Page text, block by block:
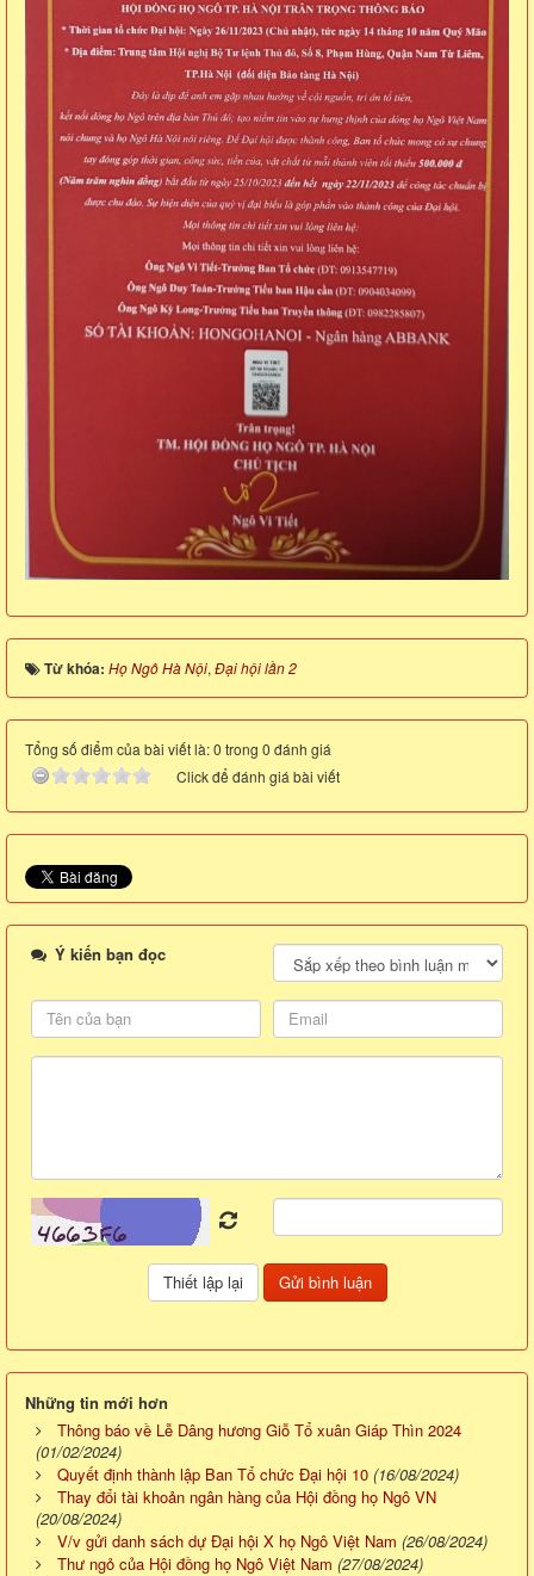
Từ khóa: Họ Ngô Hà Nội, Đại hội lần 2
Tổng số điểm của bài viết là: 0 trong 0 đánh giá
Click để đánh giá bài viết
Ý kiến bạn đọc
Những tin mới hơn
Thông báo về Lễ Dâng hương Giỗ Tổ xuân Giáp Thìn 2024
(01/02/2024)
Quyết định thành lập Ban Tổ chức Đại hội 10 (16/08/2024)
Thay đổi tài khoản ngân hàng của Hội đồng họ Ngô VN
(20/08/2024)
V/v gửi danh sách dự Đại hội X họ Ngô Việt Nam (26/08/2024)
Thư ngỏ của Hội đồng họ Ngô Việt Nam (27/08/2024)